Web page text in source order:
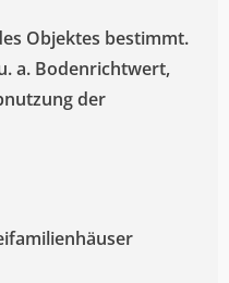
Objektes bestimmt.
a. Bodenrichtwert,
der